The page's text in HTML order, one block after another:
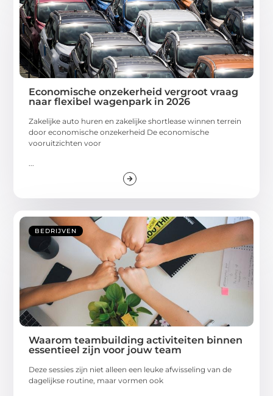
Economische onzekerheid vergroot vraag
naar flexibel wagenpark in 2026
Zakelijke auto huren en zakelijke shortlease winnen terrein
door economische onzekerheid De economische
vooruitzichten voor
BEDRIJVEN
Waarom teambuilding activiteiten binnen
essentieel zijn voor jouw team
Deze sessies zijn niet alleen een leuke afwisseling van de
dagelijkse routine, maar vormen ook